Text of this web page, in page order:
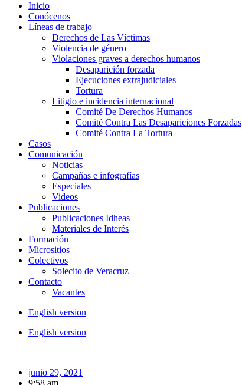
Inicio
Conócenos
Líneas de trabajo
Derechos de Las Víctimas
Violencia de género
Violaciones graves a derechos humanos
Desaparición forzada​
Ejecuciones extrajudiciales
Tortura
Litigio e incidencia internacional
Comité De Derechos Humanos​
Comité Contra Las Desapariciones Forzadas
Comité Contra La Tortura​
Casos
Comunicación
Noticias
Campañas e infografías
Especiales
Videos
Publicaciones
Publicaciones Idheas
Materiales de Interés
Formación
Micrositios
Colectivos
Solecito de Veracruz
Contacto
Vacantes
English version
English version
junio 29, 2021
9:58 am